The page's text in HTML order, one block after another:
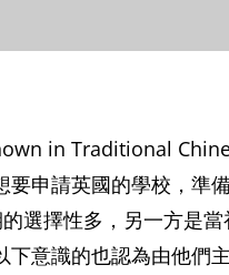
in Traditional
申請英國的學校，準
選擇性多，另一方是
意識的也認為由他們